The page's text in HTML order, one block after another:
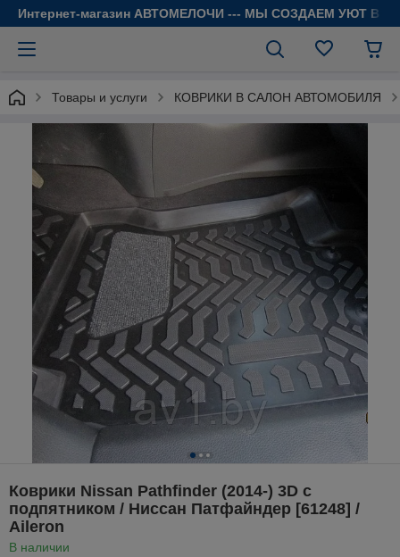
Интернет-магазин АВТОМЕЛОЧИ --- МЫ СОЗДАЕМ УЮТ В
Товары и услуги КОВРИКИ В САЛОН АВТОМОБИЛЯ
Коврики Nissan Pathfinder (2014-) 3D c
подпятником / Ниссан Патфайндер [61248] /
Aileron
В наличии